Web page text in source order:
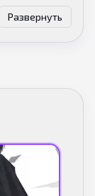
а для того,
в
кто-то
человек.
не более
и, чтобы
не
Развернуть